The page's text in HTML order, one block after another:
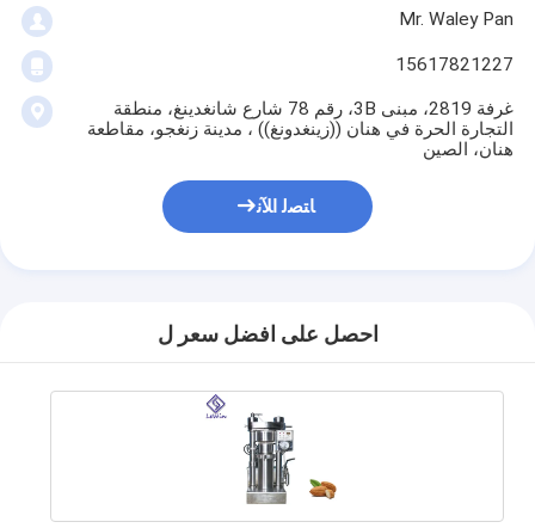
Mr. Waley Pan
15617821227
غرفة 2819، مبنى 3B، رقم 78 شارع شانغدينغ، منطقة
التجارة الحرة في هنان ((زينغدونغ)) ، مدينة زنغجو، مقاطعة
هنان، الصين
ﺎﺘﺼﻟ ﺍﻶﻧ
احصل على افضل سعر ل